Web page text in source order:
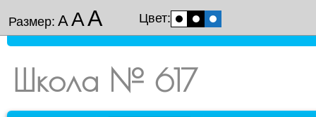
Размер: ААА Цвет:
Школа № 617